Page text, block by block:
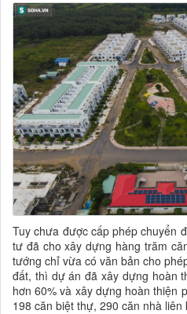
Tuy chưa được cấp phép chuyển
tư đã cho xây dựng hàng trăm
tướng chỉ vừa có văn bản cho
đất, thì dự án đã xây dựng hoàn
hơn 60% và xây dựng hoàn thiện
198 căn biệt thự, 290 căn nhà liên